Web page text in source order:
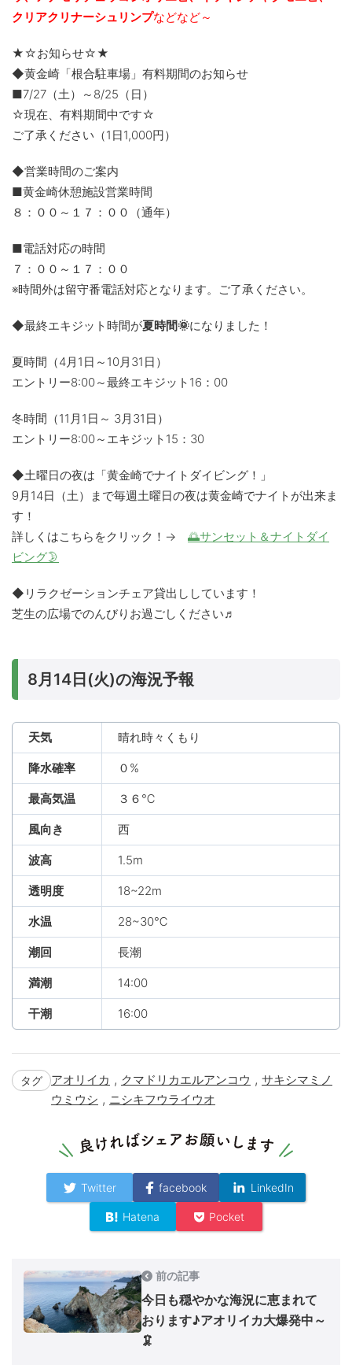
クリアクリナーシュリンプなどなど～
★☆お知らせ☆★
◆黄金崎「根合駐車場」有料期間のお知らせ
■7/27（土）～8/25（日）
☆現在、有料期間中です☆
ご了承ください（1日1,000円）
◆営業時間のご案内
■黄金崎休憩施設営業時間
８：００～１７：００（通年）
■電話対応の時間
７：００～１７：００
※時間外は留守番電話対応となります。ご了承ください。
◆最終エキジット時間が夏時間🌞になりました！
夏時間（4月1日～10月31日）
エントリー8:00～最終エキジット16：00
冬時間（11月1日～ 3月31日）
エントリー8:00～エキジット15：30
◆土曜日の夜は「黄金崎でナイトダイビング！」
9月14日（土）まで毎週土曜日の夜は黄金崎でナイトが出来ま
す！
詳しくはこちらをクリック！→ 🌅サンセット＆ナイトダイ
ビング🌛
◆リラクゼーションチェア貸出ししています！
芝生の広場でのんびりお過ごしください♬
8月14日(火)の海況予報
天気 晴れ時々くもり
降水確率 ０%
最高気温 ３６℃
風向き 西
波高 1.5m
透明度 18~22m
水温 28~30℃
潮回 長潮
満潮 14:00
干潮 16:00
タグ アオリイカ , クマドリカエルアンコウ , サキシマミノ
ウミウシ , ニシキフウライウオ
Twitter facebook LinkedIn
Hatena Pocket
前の記事
今日も穏やかな海況に恵まれて
おります♪アオリイカ大爆発中～
🦑